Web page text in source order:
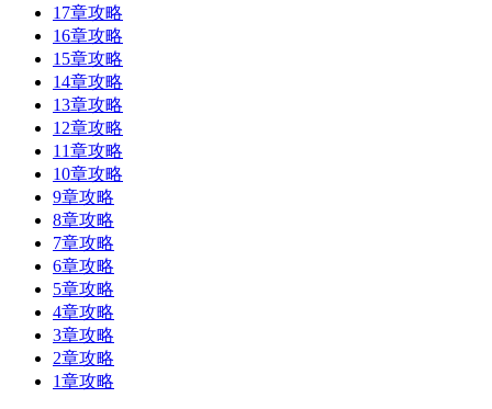
17章攻略
16章攻略
15章攻略
14章攻略
13章攻略
12章攻略
11章攻略
10章攻略
9章攻略
8章攻略
7章攻略
6章攻略
5章攻略
4章攻略
3章攻略
2章攻略
1章攻略